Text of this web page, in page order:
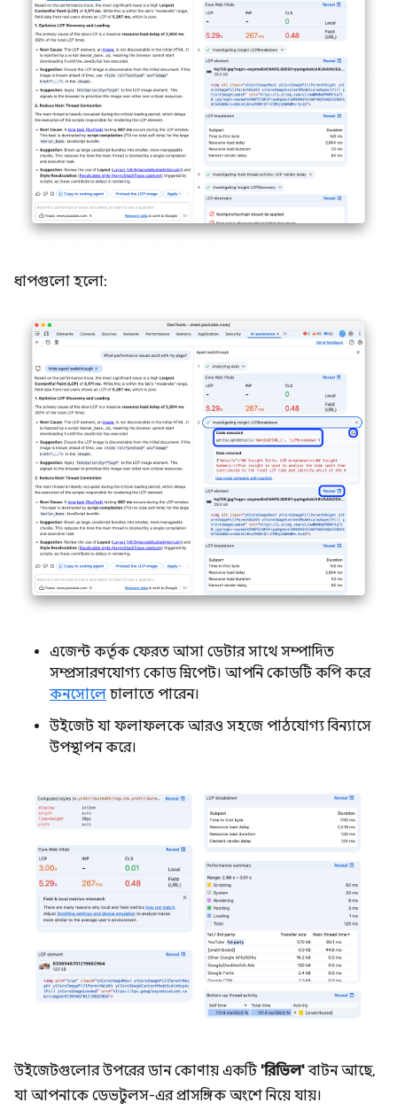
ধাপগুলো হলো:
এজেন্ট কর্তৃক ফেরত আসা ডেটার সাথে সম্পাদিত
সম্প্রসারণযোগ্য কোড স্নিপেট। আপনি কোডটি কপি করে
কনসোলে চালাতে পারেন।
উইজেট যা ফলাফলকে আরও সহজে পাঠযোগ্য বিন্যাসে
উপস্থাপন করে।
উইজেটগুলোর উপরের ডান কোণায় একটি 'রিভিল'বাটন আছে,
যা আপনাকে ডেভটুলস-এর প্রাসঙ্গিক অংশে নিয়ে যায়।